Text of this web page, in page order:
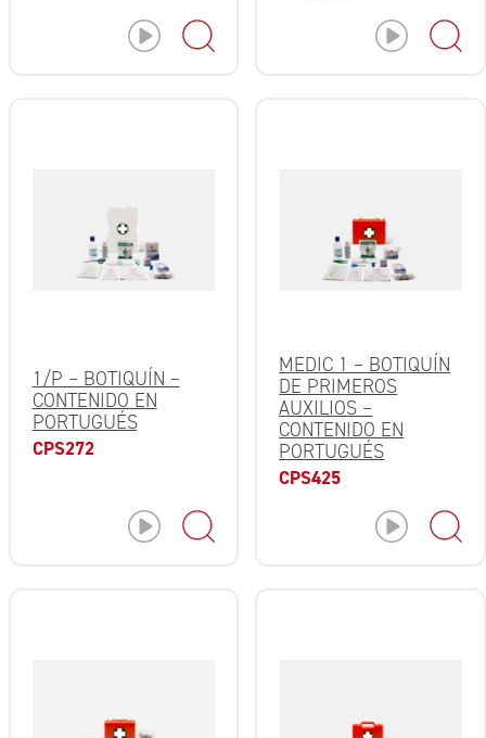
1/P – BOTIQUÍN –
CONTENIDO EN
PORTUGUÉS
CPS272
MEDIC 1 – BOTIQUÍN
DE PRIMEROS
AUXILIOS –
CONTENIDO EN
PORTUGUÉS
CPS425